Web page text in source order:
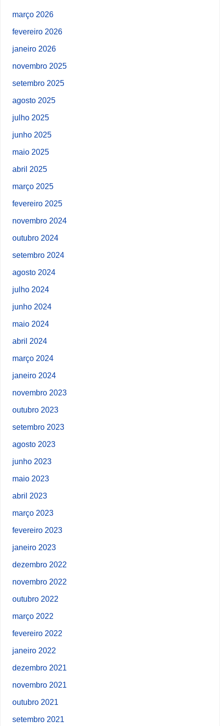
março 2026
fevereiro 2026
janeiro 2026
novembro 2025
setembro 2025
agosto 2025
julho 2025
junho 2025
maio 2025
abril 2025
março 2025
fevereiro 2025
novembro 2024
outubro 2024
setembro 2024
agosto 2024
julho 2024
junho 2024
maio 2024
abril 2024
março 2024
janeiro 2024
novembro 2023
outubro 2023
setembro 2023
agosto 2023
junho 2023
maio 2023
abril 2023
março 2023
fevereiro 2023
janeiro 2023
dezembro 2022
novembro 2022
outubro 2022
março 2022
fevereiro 2022
janeiro 2022
dezembro 2021
novembro 2021
outubro 2021
setembro 2021